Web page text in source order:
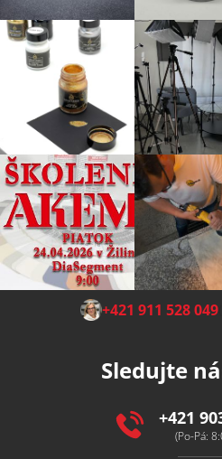
Z +421 911 528 049
Sledujte
+421
(Po-Pá: